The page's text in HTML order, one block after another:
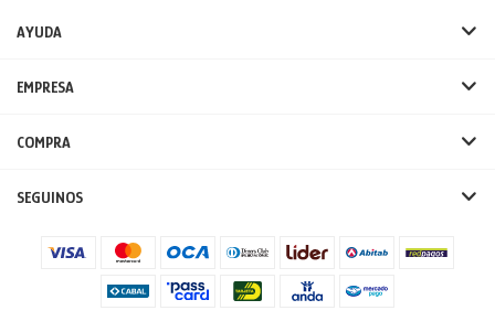
AYUDA
EMPRESA
COMPRA
SEGUINOS